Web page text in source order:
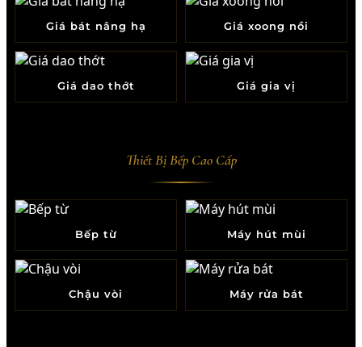
Giá bát nâng hạ Giá xoong nồi
Giá dao thớt Giá gia vị
Thiết Bị Bếp Cao Cấp
Bếp từ Máy hút mùi
Chậu vòi Máy rửa bát